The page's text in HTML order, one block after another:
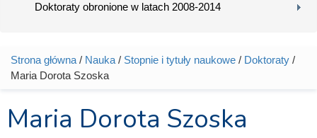
Doktoraty obronione w latach 2008-2014
Jesteś tutaj
Strona główna / Nauka / Stopnie i tytuły naukowe / Doktoraty /
Maria Dorota Szoska
Maria Dorota Szoska